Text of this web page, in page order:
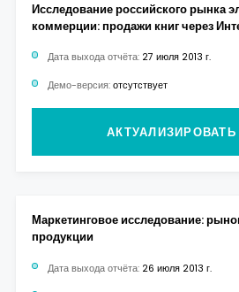
Исследование российского рынка
коммерции: продажи книг через
Дата выхода отчёта: 27 июля 2013 г.
Демо-версия: отсутствует
АКТУАЛИЗИРОВАТЬ
Маркетинговое исследование:
продукции
Дата выхода отчёта: 26 июля 2013 г.